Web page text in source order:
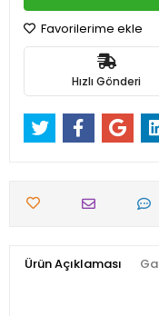
Favorilerime ekle
Hızlı Gönderi
Ürün Açıklaması